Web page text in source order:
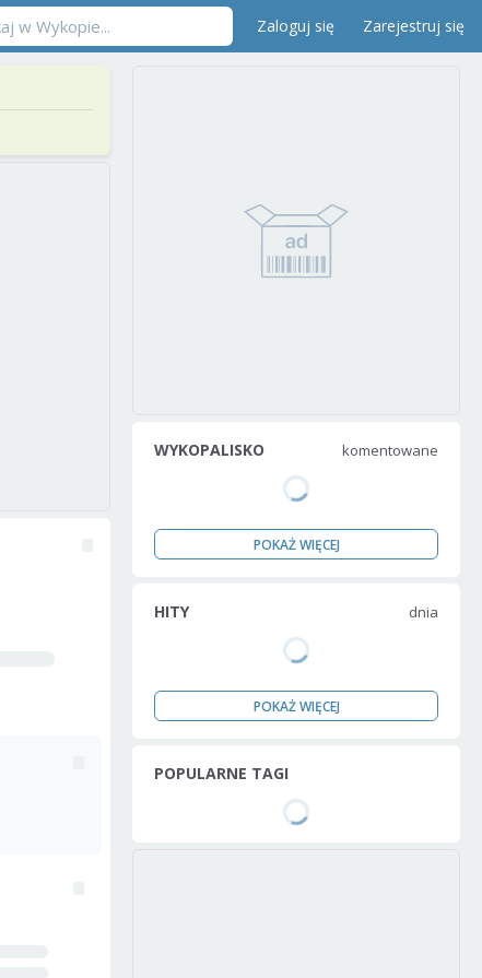
Zaloguj się Zarejestruj się
WYKOPALISKO komentowane
POKAŻ WIĘCEJ
HITY dnia
POKAŻ WIĘCEJ
POPULARNE TAGI